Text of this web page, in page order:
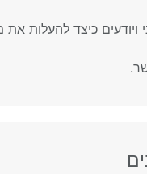
ויודעים כיצד להעלות את